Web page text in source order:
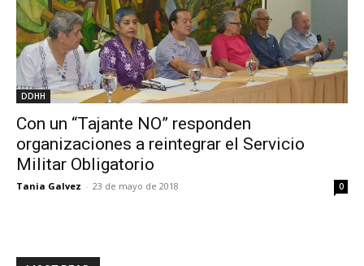
DDHH
Con un “Tajante NO” responden
organizaciones a reintegrar el Servicio
Militar Obligatorio
Tania Galvez - 23 de mayo de 2018 0